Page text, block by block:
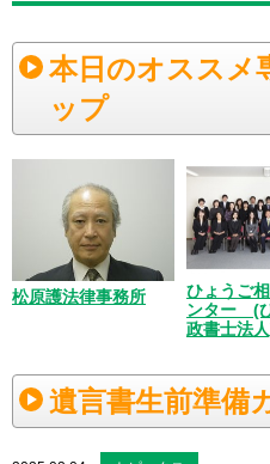
本日のオススメ
ップ
松原護法律事務所
ひょうご
ンター (
政書士法
遺言書生前準備